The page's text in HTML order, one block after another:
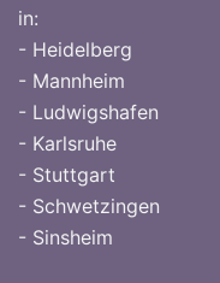
in:
- Heidelberg
- Mannheim
- Ludwigshafen
- Karlsruhe
- Stuttgart
- Schwetzingen
- Sinsheim